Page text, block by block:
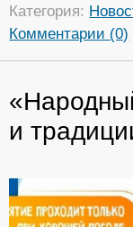
Категория:
Комментарии (0)
и